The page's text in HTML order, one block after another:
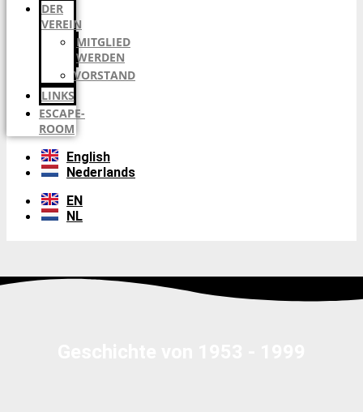
DER
VEREIN
MITGLIED
WERDEN
VORSTAND
LINKS
ESCAPE-
ROOM
English
Nederlands
EN
NL